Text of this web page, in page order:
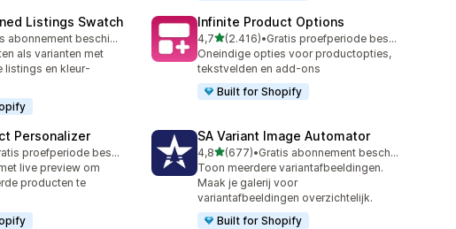
Listings Swatch
Gratis abonnement beschikbaar
als varianten met
listings en kleur-
Infinite Product Options
4,7van 5 sterren
(2.416)
2416 recensies in totaal
•
Gratis proefperiode beschikbaar
Oneindige opties voor productopties,
tekstvelden en add-ons
Built for Shopify
Personalizer
totaal
Gratis proefperiode beschikbaar
live preview om
producten te
SA Variant Image Automator
4,8van 5 sterren
(677)
677 recensies in totaal
•
Gratis abonnement beschikbaar
Toon meerdere variantafbeeldingen.
Maak je galerij voor
variantafbeeldingen overzichtelijk.
Built for Shopify